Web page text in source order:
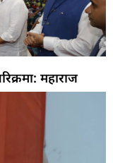
महाराज